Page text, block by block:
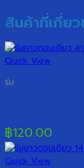
สินค้าที่เกี่ย
Quick View
ร่ม
฿120.00
Quick View